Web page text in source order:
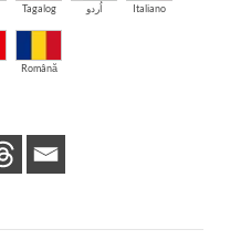
Tagalog اُردو Italiano
Română